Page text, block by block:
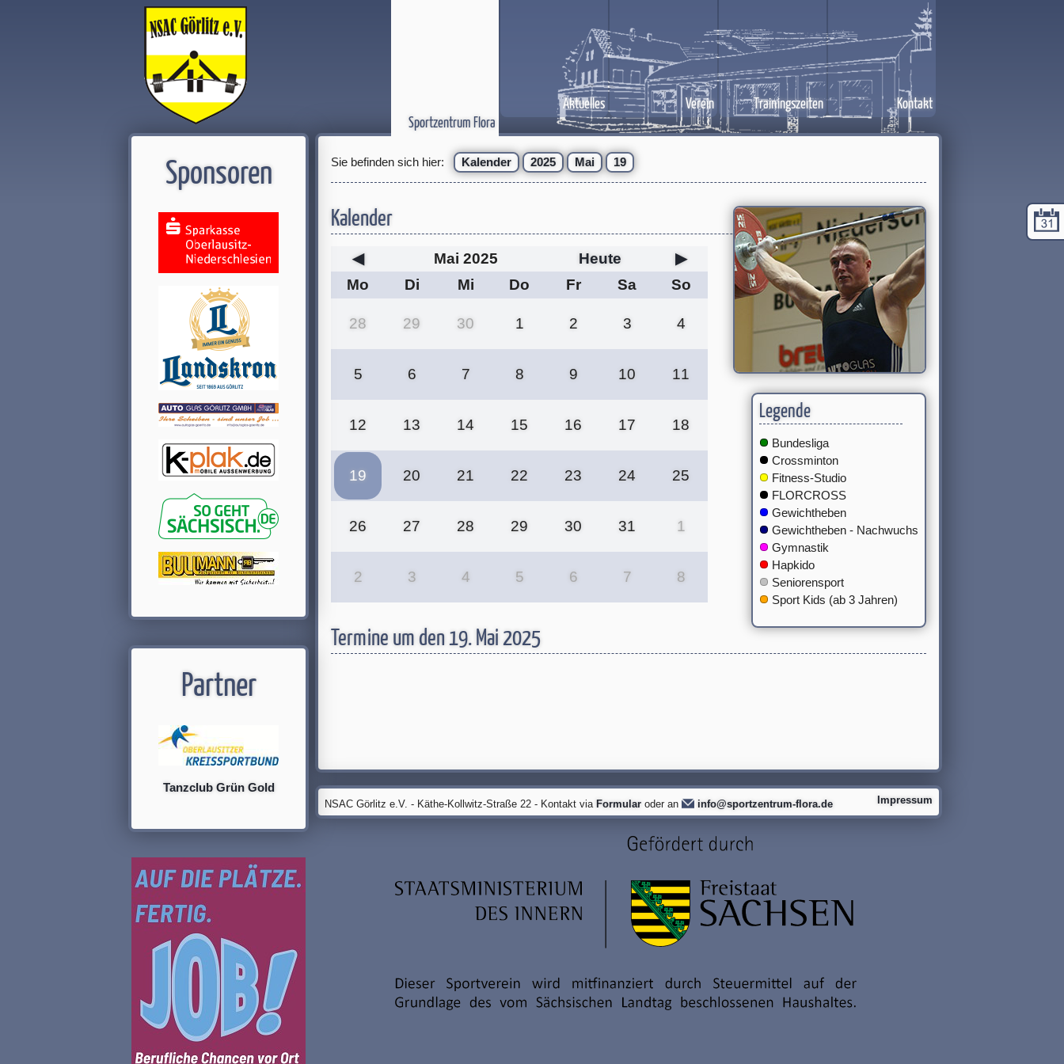
Sportzentrum Flora
Aktuelles Verein Trainingszeiten Kontakt
Sie befinden sich hier: Kalender 2025 Mai 19
Legende
Bundesliga
Crossminton
Fitness-Studio
FLORCROSS
Gewichtheben
Gewichtheben - Nachwuchs
Gymnastik
Hapkido
Seniorensport
Sport Kids (ab 3 Jahren)
Kalender
◀ Mai 2025 Heute
▶
Mo
Di Mi Do Fr Sa So
28 29 30 1 2 3 4
5 6 7 8 9 10 11
12 13 14 15 16 17 18
19 20 21 22 23 24 25
26 27 28 29 30 31 1
2 3 4 5 6 7 8
Termine um den 19. Mai 2025
NSAC Görlitz e.V. - Käthe-Kollwitz-Straße 22 - Kontakt via Formular oder an info@sportzentrum-flora.de Impressum
Sponsoren
Partner
Tanzclub Grün Gold